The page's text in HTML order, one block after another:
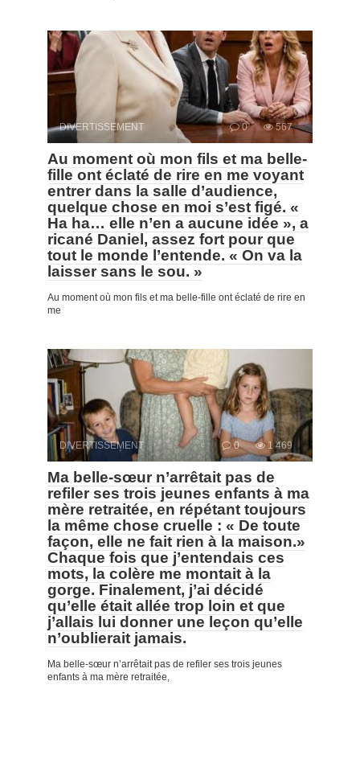
DIVERTISSEMENT 0 567
Au moment où mon fils et ma belle-
fille ont éclaté de rire en me voyant
entrer dans la salle d’audience,
quelque chose en moi s’est figé. «
Ha ha… elle n’en a aucune idée », a
ricané Daniel, assez fort pour que
tout le monde l’entende. « On va la
laisser sans le sou. »
Au moment où mon fils et ma belle-fille ont éclaté de rire en
me
DIVERTISSEMENT 0 1 469
Ma belle-sœur n’arrêtait pas de
refiler ses trois jeunes enfants à ma
mère retraitée, en répétant toujours
la même chose cruelle : « De toute
façon, elle ne fait rien à la maison.»
Chaque fois que j’entendais ces
mots, la colère me montait à la
gorge. Finalement, j’ai décidé
qu’elle était allée trop loin et que
j’allais lui donner une leçon qu’elle
n’oublierait jamais.
Ma belle-sœur n’arrêtait pas de refiler ses trois jeunes
enfants à ma mère retraitée,